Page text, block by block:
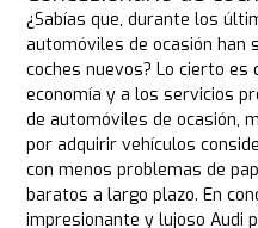
¿Sabías que, durante los
automóviles de ocasión han
coches nuevos? Lo cierto es
economía y a los servicios
de automóviles de ocasión,
por adquirir vehículos
con menos problemas de
baratos a largo plazo. En
impresionante y lujoso Audi